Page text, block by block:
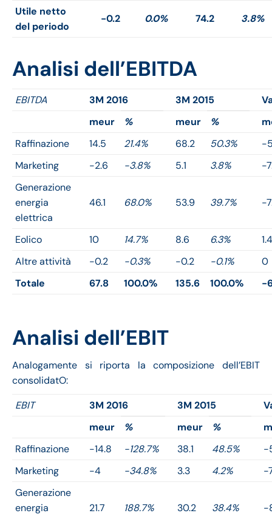
Utile netto
del periodo
-0.2 0.0% 74.2 3.8%
Analisi dell’EBITDA
EBITDA 3M 2016 3M 2015
meur
% meur %
Raffinazione
14.5 21.4% 68.2 50.3%
-
Marketing
-2.6 -3.8% 5.1 3.8%
-
Generazione
energia
elettrica
46.1 68.0% 53.9 39.7% -
Eolico 10 14.7% 8.6 6.3%
1.4
Altre attività
-0.2 -0.3% -0.2 -0.1%
0
Totale
67.8 100.0% 135.6 100.0% -
Analisi dell’EBIT
Analogamente si riporta la composizione dell’EBIT
consolidatO:
EBIT
3M 2016 3M 2015
meur
% meur %
Raffinazione
-14.8 -128.7% 38.1 48.5%
-
Marketing
-4 -34.8% 3.3 4.2%
-
Generazione
energia
21.7 188.7% 30.2 38.4% -